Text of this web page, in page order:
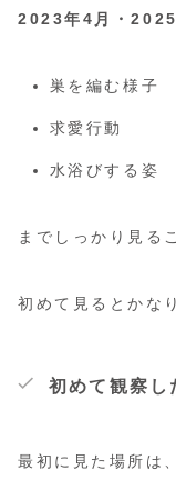
2023年4月・2025
巣を編む様子
求愛行動
水浴びする姿
までしっかり見る
初めて見るとかな
初めて観察し
最初に見た場所は